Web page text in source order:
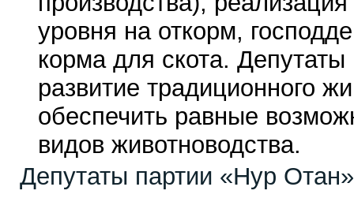
уровня на откорм,
корма для скота.
развитие традиционного
обеспечить равные
видов животноводства.
Депутаты партии «Нур